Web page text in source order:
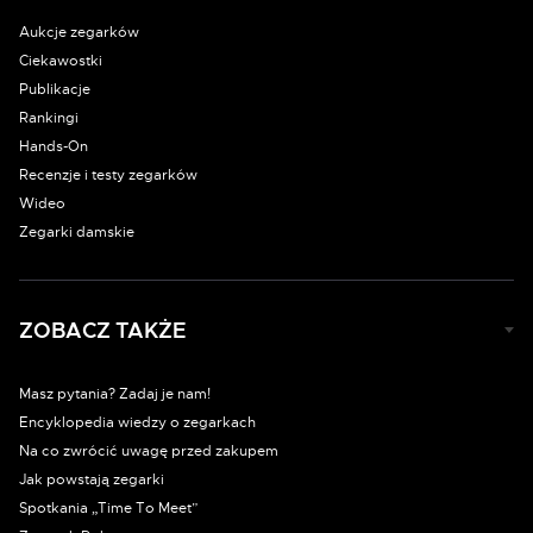
Aukcje zegarków
Ciekawostki
Publikacje
Rankingi
Hands-On
Recenzje i testy zegarków
Wideo
Zegarki damskie
ZOBACZ TAKŻE
Masz pytania? Zadaj je nam!
Encyklopedia wiedzy o zegarkach
Na co zwrócić uwagę przed zakupem
Jak powstają zegarki
Spotkania „Time To Meet”